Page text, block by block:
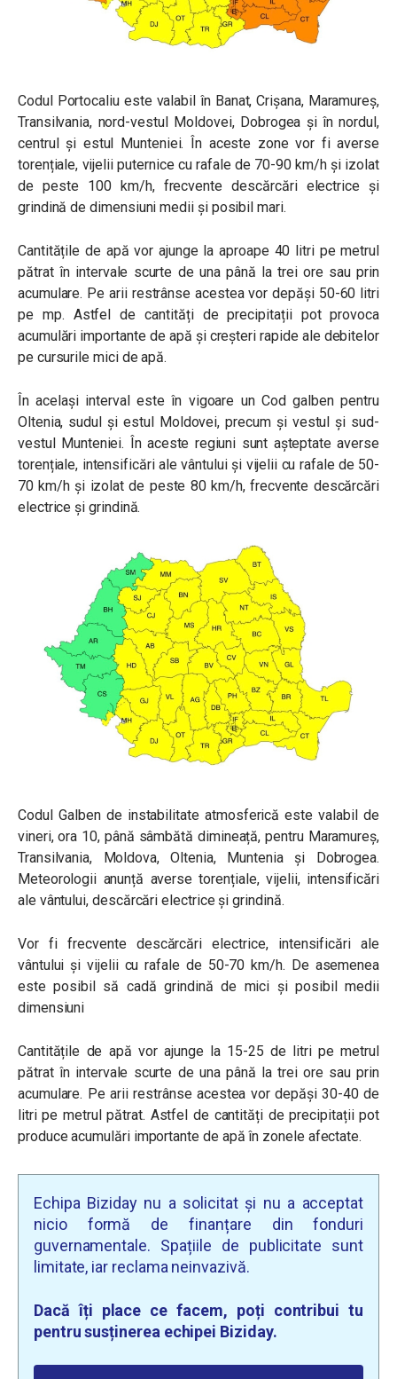
Codul Portocaliu este valabil în Banat, Crișana, Maramureș,
Transilvania, nord-vestul Moldovei, Dobrogea și în nordul,
centrul și estul Munteniei. În aceste zone vor fi averse
torențiale, vijelii puternice cu rafale de 70-90 km/h și izolat
de peste 100 km/h, frecvente descărcări electrice și
grindină de dimensiuni medii și posibil mari.
Cantitățile de apă vor ajunge la aproape 40 litri pe metrul
pătrat în intervale scurte de una până la trei ore sau prin
acumulare. Pe arii restrânse acestea vor depăși 50-60 litri
pe mp. Astfel de cantități de precipitații pot provoca
acumulări importante de apă și creșteri rapide ale debitelor
pe cursurile mici de apă.
În același interval este în vigoare un Cod galben pentru
Oltenia, sudul și estul Moldovei, precum și vestul și sud-
vestul Munteniei. În aceste regiuni sunt așteptate averse
torențiale, intensificări ale vântului și vijelii cu rafale de 50-
70 km/h și izolat de peste 80 km/h, frecvente descărcări
electrice și grindină.
Codul Galben de instabilitate atmosferică este valabil de
vineri, ora 10, până sâmbătă dimineață, pentru Maramureș,
Transilvania, Moldova, Oltenia, Muntenia și Dobrogea.
Meteorologii anunță averse torențiale, vijelii, intensificări
ale vântului, descărcări electrice și grindină.
Vor fi frecvente descărcări electrice, intensificări ale
vântului și vijelii cu rafale de 50-70 km/h. De asemenea
este posibil să cadă grindină de mici și posibil medii
dimensiuni
Cantitățile de apă vor ajunge la 15-25 de litri pe metrul
pătrat în intervale scurte de una până la trei ore sau prin
acumulare. Pe arii restrânse acestea vor depăși 30-40 de
litri pe metrul pătrat. Astfel de cantități de precipitații pot
produce acumulări importante de apă în zonele afectate.
Echipa Biziday nu a solicitat și nu a acceptat
nicio formă de finanțare din fonduri
guvernamentale. Spațiile de publicitate sunt
limitate, iar reclama neinvazivă.
Dacă îți place ce facem, poți contribui tu
pentru susținerea echipei Biziday.